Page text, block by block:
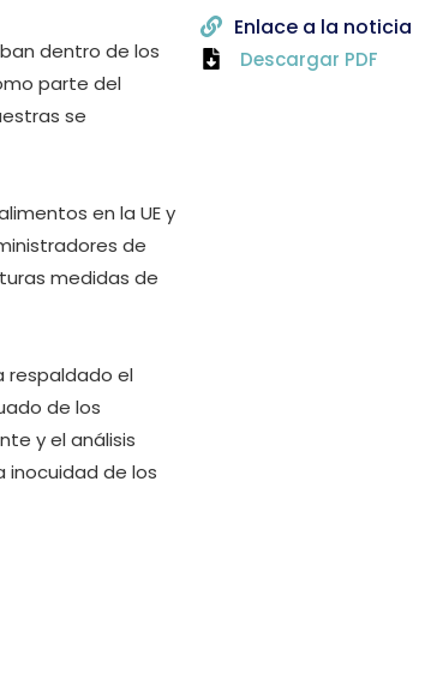
dentro de los
parte del
se
en la UE y
de
medidas de
respaldado el
de los
y el análisis
inocuidad de los
Enlace a la noticia
Descargar PDF